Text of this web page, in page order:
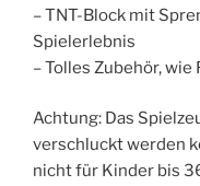
– TNT-Block mit
Spielerlebnis
– Tolles Zubehör,
Achtung: Das
verschluckt werden
nicht für Kinder bis